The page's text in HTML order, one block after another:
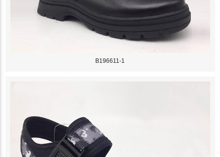
B196611-1